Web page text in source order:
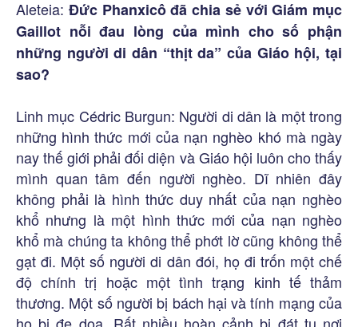
Aleteia: Đức Phanxicô đã chia sẻ với Giám mục
Gaillot nỗi đau lòng của mình cho số phận
những người di dân “thịt da” của Giáo hội, tại
sao?
Linh mục Cédric Burgun: Người di dân là một trong
những hình thức mới của nạn nghèo khó mà ngày
nay thế giới phải đối diện và Giáo hội luôn cho thấy
mình quan tâm đến người nghèo. Dĩ nhiên đây
không phải là hình thức duy nhất của nạn nghèo
khổ nhưng là một hình thức mới của nạn nghèo
khổ mà chúng ta không thể phớt lờ cũng không thể
gạt đi. Một số người di dân đói, họ đi trốn một chế
độ chính trị hoặc một tình trạng kinh tế thảm
thương. Một số người bị bách hại và tính mạng của
họ bị đe dọa. Rất nhiều hoàn cảnh bi đát tụ nơi